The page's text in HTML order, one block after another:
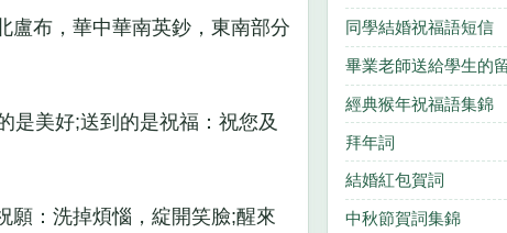
布，華中華南英鈔，東南部分
美好;送到的是祝福：祝您及
：洗掉煩惱，綻開笑臉;醒來
同學結婚祝福語短信
畢業老師送給學生的
經典猴年祝福語集錦
拜年詞
結婚紅包賀詞
中秋節賀詞集錦